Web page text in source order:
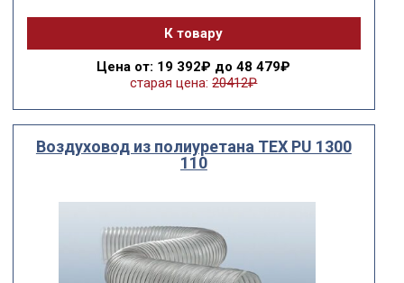
К товару
Цена от: 19 392₽ до 48 479₽
старая цена: 20412₽
Воздуховод из полиуретана ТЕХ PU 1300
110